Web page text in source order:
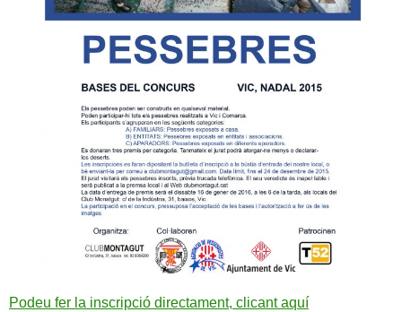
Podeu fer la inscripció directament, clicant aquí